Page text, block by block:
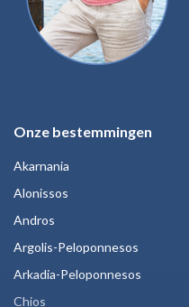
Onze bestemmingen
Akarnania
Alonissos
Andros
Argolis-Peloponnesos
Arkadia-Peloponnesos
Chios